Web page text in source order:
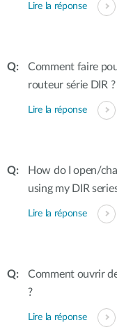
Lire la réponse
Comment faire
routeur série DIR ?
Lire la réponse
How do I open/
using my DIR
Lire la réponse
Comment ouvrir
?
Lire la réponse